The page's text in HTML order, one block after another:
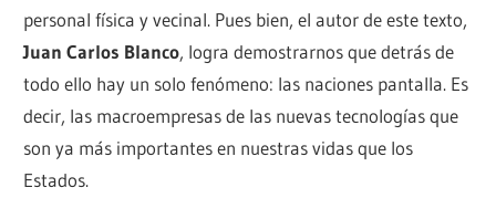
personal física y vecinal. Pues bien, el autor de este texto,
Juan Carlos Blanco, logra demostrarnos que detrás de
todo ello hay un solo fenómeno: las naciones pantalla. Es
decir, las macroempresas de las nuevas tecnologías que
son ya más importantes en nuestras vidas que los
Estados.